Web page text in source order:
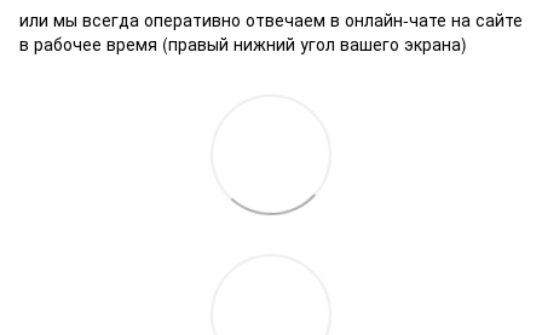
или мы всегда оперативно отвечаем в онлайн-чате на сайте
в рабочее время (правый нижний угол вашего экрана)